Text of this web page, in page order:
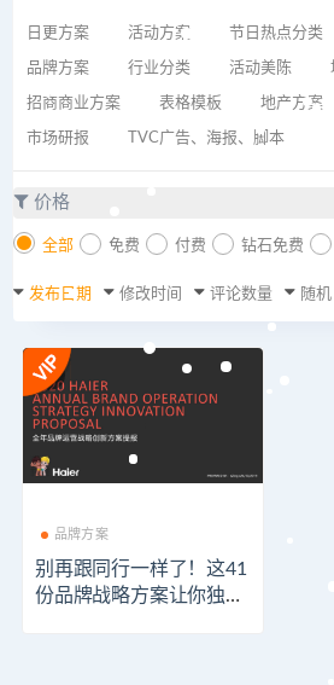
日更方案 活动方案 节日热点分类
品牌方案 行业分类 活动美陈
招商商业方案 表格模板 地产方案
市场研报 TVC广告、海报、脚本
价格
全部 免费 付费 钻石免费
发布日期 修改时间 评论数量 随机
品牌方案
别再跟同行一样了！这41
份品牌战略方案让你独领